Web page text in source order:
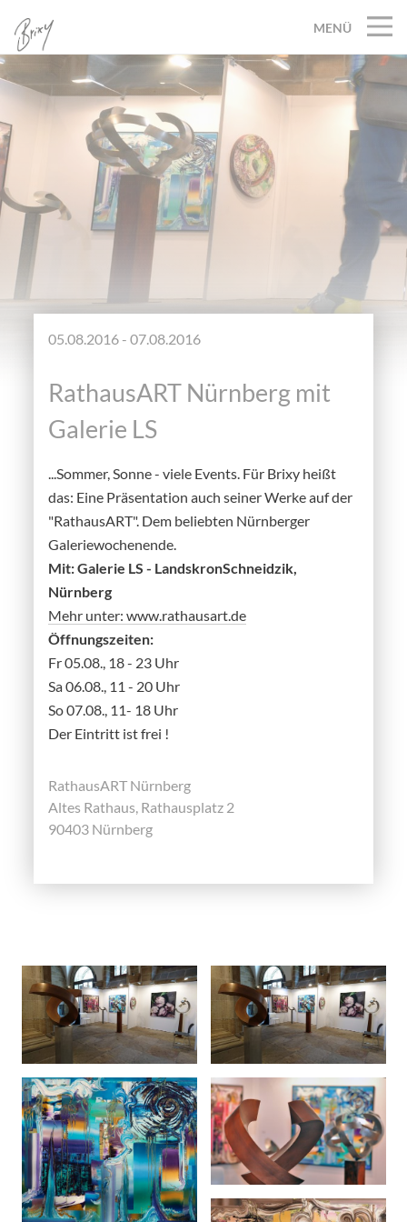
MENÜ
05.08.2016 - 07.08.2016
RathausART Nürnberg mit
Galerie LS
...Sommer, Sonne - viele Events. Für Brixy heißt
das: Eine Präsentation auch seiner Werke auf der
"RathausART". Dem beliebten Nürnberger
Galeriewochenende.
Mit: Galerie LS - LandskronSchneidzik,
Nürnberg
Mehr unter: www.rathausart.de
Öffnungszeiten:
Fr 05.08., 18 - 23 Uhr
Sa 06.08., 11 - 20 Uhr
So 07.08., 11- 18 Uhr
Der Eintritt ist frei !
RathausART Nürnberg
Altes Rathaus, Rathausplatz 2
90403 Nürnberg